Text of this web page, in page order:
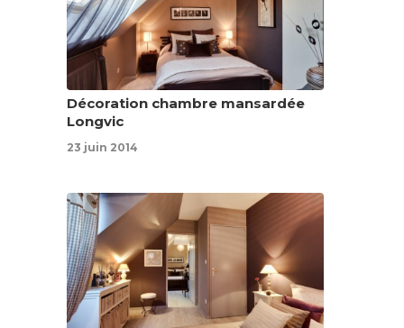
Décoration chambre mansardée
Longvic
23 juin 2014